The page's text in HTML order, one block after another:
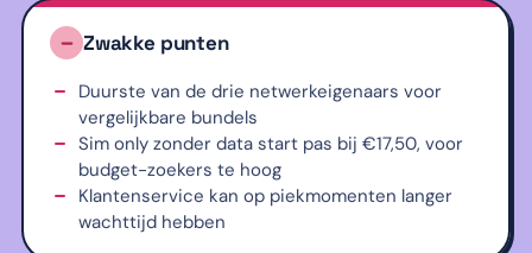
Zwakke punten
Duurste van de drie netwerkeigenaars voor
vergelijkbare bundels
Sim only zonder data start pas bij €17,50, voor
budget-zoekers te hoog
Klantenservice kan op piekmomenten langer
wachttijd hebben